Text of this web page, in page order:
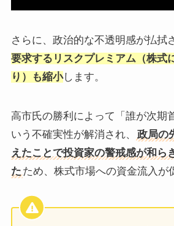
さらに、政治的な不透明感が払拭
要求するリスクプレミアム（株式
り）
も縮小します。
高市氏の勝利によって「誰が次期
いう不確実性が解消され、
政局の
えたことで投資家の警戒感が和ら
た ため、株式市場への資金流入が